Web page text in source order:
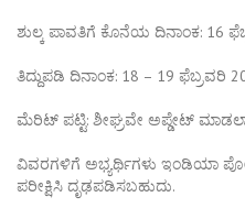
ಶುಲ್ಕ ಪಾವತಿಗೆ ಕೊನೆಯ ದಿನಾಂಕ: 16
ತಿದ್ದುಪಡಿ ದಿನಾಂಕ: 18 – 19 ಫೆಬ್ರವರಿ
ಮೆರಿಟ್ ಪಟ್ಟಿ: ಶೀಘ್ರವೇ ಅಪ್ಡೇಟ್
ವಿವರಗಳಿಗೆ ಅಭ್ಯರ್ಥಿಗಳು ಇಂಡಿಯಾ
ಪರೀಕ್ಷಿಸಿ ದೃಢಪಡಿಸಬಹುದು.